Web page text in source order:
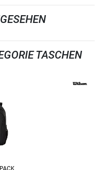
TASCHEN